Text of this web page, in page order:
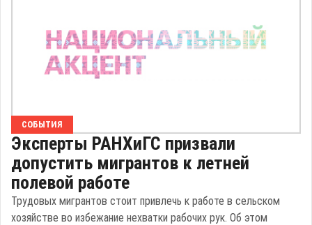
СОБЫТИЯ
Эксперты РАНХиГС призвали
допустить мигрантов к летней
полевой работе
Трудовых мигрантов стоит привлечь к работе в сельском
хозяйстве во избежание нехватки рабочих рук. Об этом